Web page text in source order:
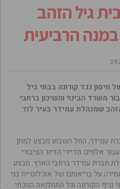
גיל הזהב
הרביעית
נגד קורונה בבתי גיל
משרד הבינוי והשיכון ברחבי
שמנהלת עמידר בעיר לוד
עמידר, החל השבוע מבצע למתן
אלפים מדיירי הדיור הציבורי
חברת עמידר ברחבי הארץ. מבצע
על בריאותם של אוכלוסיית בני
הקורונה וגל התחלואה הנוכחי.